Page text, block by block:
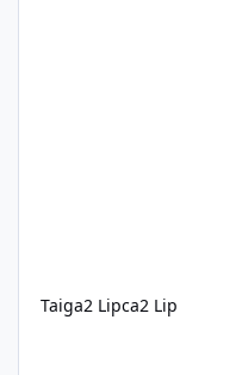
Taiga2 Lipca2 Lip